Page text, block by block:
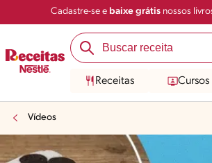
Cadastre-se e baixe grátisnossos
Receitas Cursos
Vídeos